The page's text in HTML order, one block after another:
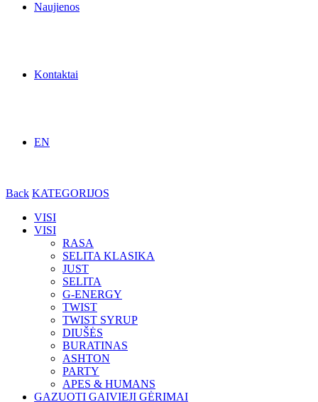
Naujienos
Kontaktai
EN
Back KATEGORIJOS
VISI
VISI
RASA
SELITA KLASIKA
JUST
SELITA
G-ENERGY
TWIST
TWIST SYRUP
DIUŠĖS
BURATINAS
ASHTON
PARTY
APES & HUMANS
GAZUOTI GAIVIEJI GĖRIMAI